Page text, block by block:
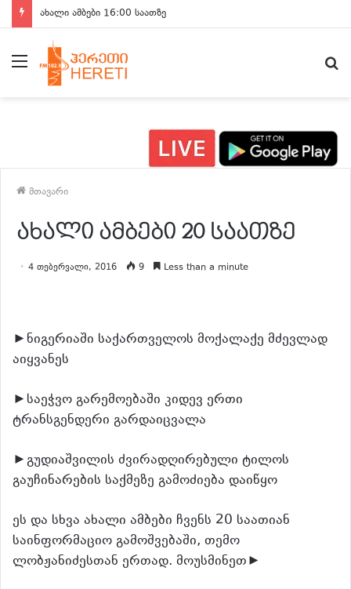
ახალი ამბები 16:00 საათზე
მენიუ
მთავარი
ახალი ამბები 20 საათზე
4 თებერვალი, 2016 9 Less than a minute
►ნიგერიაში საქართველოს მოქალაქე მძევლად
აიყვანეს
►საეჭვო გარემოებაში კიდევ ერთი
ტრანსგენდერი გარდაიცვალა
►გუდიაშვილის ძვირადღირებული ტილოს
გაუჩინარების საქმეზე გამოძიება დაიწყო
ეს და სხვა ახალი ამბები ჩვენს 20 საათიან
საინფორმაციო გამოშვებაში, თემო
ლობჟანიძესთან ერთად. მოუსმინეთ►